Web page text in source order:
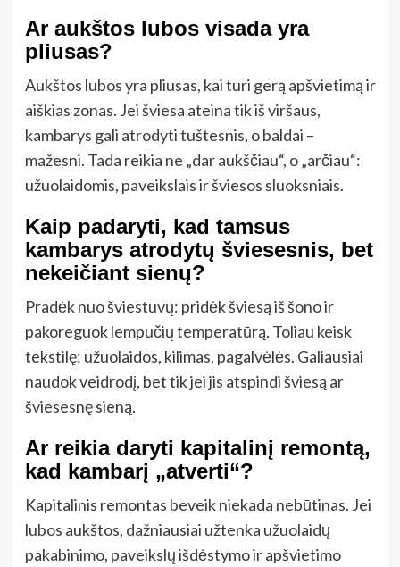
Ar aukštos lubos visada yra
pliusas?
Aukštos lubos yra pliusas, kai turi gerą apšvietimą ir
aiškias zonas. Jei šviesa ateina tik iš viršaus,
kambarys gali atrodyti tuštesnis, o baldai –
mažesni. Tada reikia ne „dar aukščiau“, o „arčiau“:
užuolaidomis, paveikslais ir šviesos sluoksniais.
Kaip padaryti, kad tamsus
kambarys atrodytų šviesesnis, bet
nekeičiant sienų?
Pradėk nuo šviestuvų: pridėk šviesą iš šono ir
pakoreguok lempučių temperatūrą. Toliau keisk
tekstilę: užuolaidos, kilimas, pagalvėlės. Galiausiai
naudok veidrodį, bet tik jei jis atspindi šviesą ar
šviesesnę sieną.
Ar reikia daryti kapitalinį remontą,
kad kambarį „atverti“?
Kapitalinis remontas beveik niekada nebūtinas. Jei
lubos aukštos, dažniausiai užtenka užuolaidų
pakabinimo, paveikslų išdėstymo ir apšvietimo